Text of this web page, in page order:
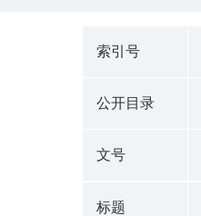
索引号
公开目录
文号
标题